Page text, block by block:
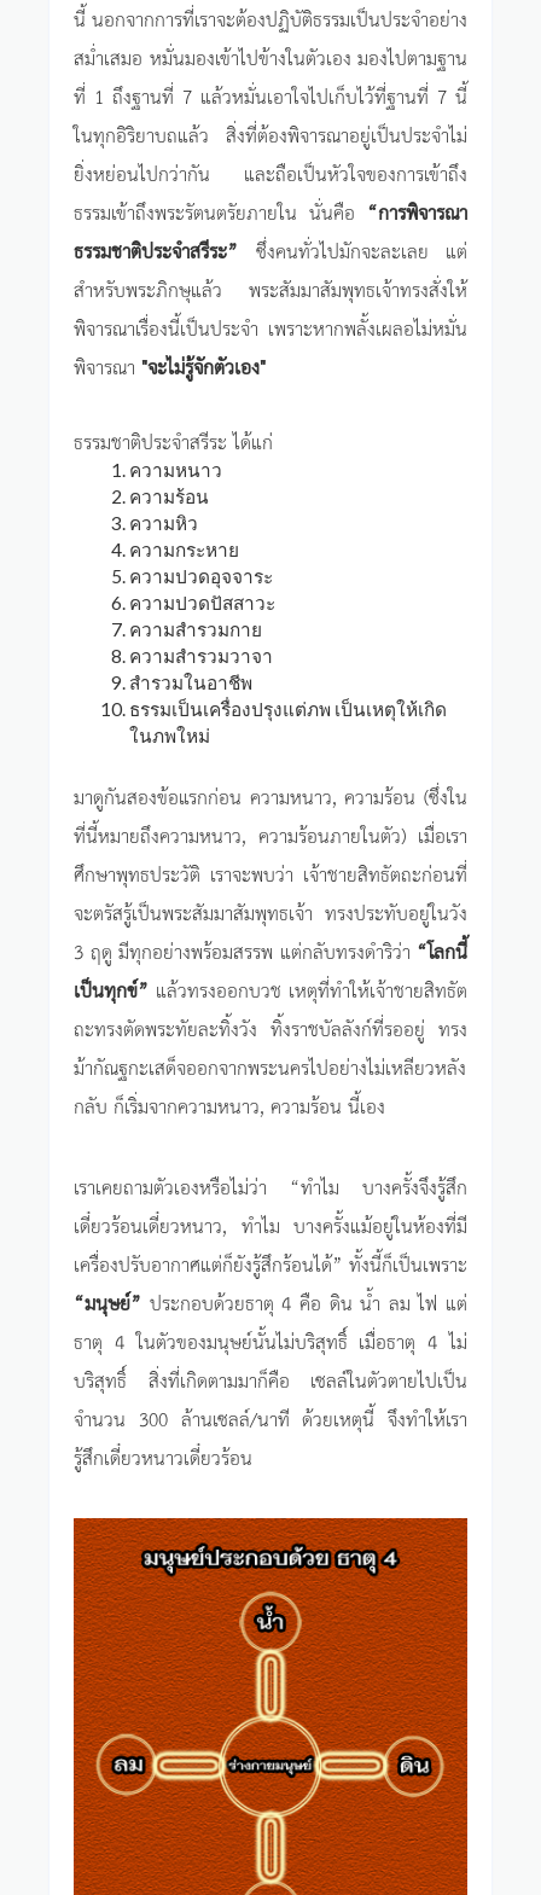
นี้ นอกจากการที่เราจะต้องปฏิบัติธรรมเป็นประจำอย่าง
สม่ำเสมอ หมั่นมองเข้าไปข้างในตัวเอง มองไปตามฐาน
ที่ 1 ถึงฐานที่ 7 แล้วหมั่นเอาใจไปเก็บไว้ที่ฐานที่ 7 นี้
ในทุกอิริยาบถแล้ว สิ่งที่ต้องพิจารณาอยู่เป็นประจำไม่
ยิ่งหย่อนไปกว่ากัน และถือเป็นหัวใจของการเข้าถึง
ธรรมเข้าถึงพระรัตนตรัยภายใน นั่นคือ “การพิจารณา
ธรรมชาติประจำสรีระ” ซึ่งคนทั่วไปมักจะละเลย แต่
สำหรับพระภิกษุแล้ว พระสัมมาสัมพุทธเจ้าทรงสั่งให้
พิจารณาเรื่องนี้เป็นประจำ เพราะหากพลั้งเผลอไม่หมั่น
พิจารณา "จะไม่รู้จักตัวเอง"
ธรรมชาติประจำสรีระ ได้แก่
ความหนาว
ความร้อน
ความหิว
ความกระหาย
ความปวดอุจจาระ
ความปวดปัสสาวะ
ความสำรวมกาย
ความสำรวมวาจา
สำรวมในอาชีพ
ธรรมเป็นเครื่องปรุงแต่ภพ เป็นเหตุให้เกิด
ในภพใหม่
มาดูกันสองข้อแรกก่อน ความหนาว, ความร้อน (ซึ่งใน
ที่นี้หมายถึงความหนาว, ความร้อนภายในตัว) เมื่อเรา
ศึกษาพุทธประวัติ เราจะพบว่า เจ้าชายสิทธัตถะก่อนที่
จะตรัสรู้เป็นพระสัมมาสัมพุทธเจ้า ทรงประทับอยู่ในวัง
3 ฤดู มีทุกอย่างพร้อมสรรพ แต่กลับทรงดำริว่า “โลกนี้
เป็นทุกข์” แล้วทรงออกบวช เหตุที่ทำให้เจ้าชายสิทธัต
ถะทรงตัดพระทัยละทิ้งวัง ทิ้งราชบัลลังก์ที่รออยู่ ทรง
ม้ากัณฐกะเสด็จออกจากพระนครไปอย่างไม่เหลียวหลัง
กลับ ก็เริ่มจากความหนาว, ความร้อน นี้เอง
เราเคยถามตัวเองหรือไม่ว่า “ทำไม บางครั้งจึงรู้สึก
เดี๋ยวร้อนเดี๋ยวหนาว, ทำไม บางครั้งแม้อยู่ในห้องที่มี
เครื่องปรับอากาศแต่ก็ยังรู้สึกร้อนได้” ทั้งนี้ก็เป็นเพราะ
“มนุษย์” ประกอบด้วยธาตุ 4 คือ ดิน น้ำ ลม ไฟ แต่
ธาตุ 4 ในตัวของมนุษย์นั้นไม่บริสุทธิ์ เมื่อธาตุ 4 ไม่
บริสุทธิ์ สิ่งที่เกิดตามมาก็คือ เซลล์ในตัวตายไปเป็น
จำนวน 300 ล้านเซลล์/นาที ด้วยเหตุนี้ จึงทำให้เรา
รู้สึกเดี๋ยวหนาวเดี๋ยวร้อน